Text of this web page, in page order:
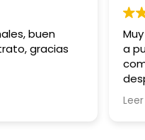
buen
gracias
a